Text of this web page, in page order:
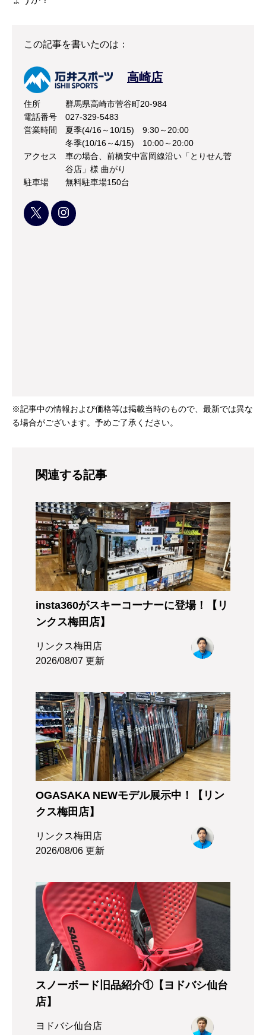
この記事を書いたのは：
高崎店
住所
群馬県高崎市菅谷町20-984
電話番号
027-329-5483
営業時間
夏季(4/16～10/15) 9:30～20:00
冬季(10/16～4/15) 10:00～20:00
アクセス
車の場合、前橋安中富岡線沿い「とりせん菅
谷店」様 曲がり
駐車場
無料駐車場150台
※記事中の情報および価格等は掲載当時のもので、最新では異な
る場合がございます。予めご了承ください。
関連する記事
insta360がスキーコーナーに登場！【リ
ンクス梅田店】
リンクス梅田店
2026/08/07 更新
OGASAKA NEWモデル展示中！【リン
クス梅田店】
リンクス梅田店
2026/08/06 更新
スノーボード旧品紹介①【ヨドバシ仙台
店】
ヨドバシ仙台店